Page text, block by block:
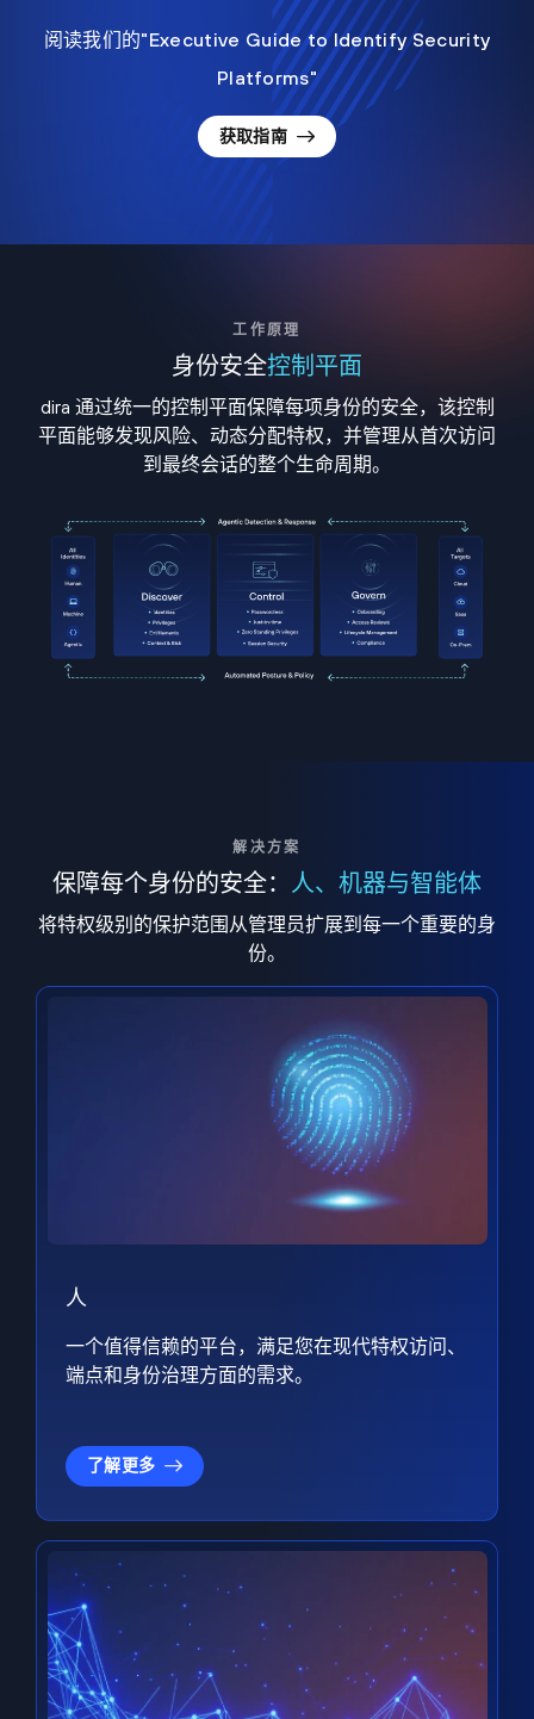
阅读我们的"Executive Guide to Identify Security
Platforms"
获取指南
工作原理
身份安全控制平面
dira 通过统一的控制平面保障每项身份的安全，该控制
平面能够发现风险、动态分配特权，并管理从首次访问
到最终会话的整个生命周期。
解决方案
保障每个身份的安全： 人、机器与智能体
将特权级别的保护范围从管理员扩展到每一个重要的身
份。
人
一个值得信赖的平台，满足您在现代特权访问、
端点和身份治理方面的需求。
了解更多